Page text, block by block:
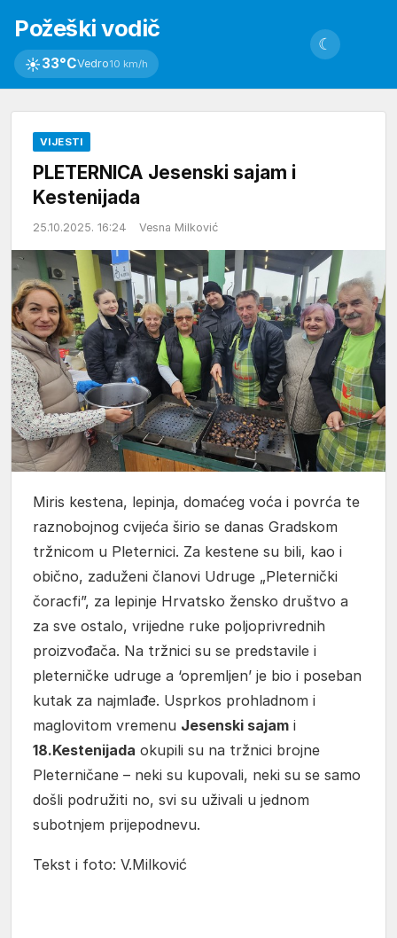
Požeški vodič
☀33°CVedro10 km/h
☾
VIJESTI
PLETERNICA Jesenski sajam i
Kestenijada
25.10.2025. 16:24 Vesna Milković
Miris kestena, lepinja, domaćeg voća i povrća te
raznobojnog cvijeća širio se danas Gradskom
tržnicom u Pleternici. Za kestene su bili, kao i
obično, zaduženi članovi Udruge „Pleternički
čoracfi”, za lepinje Hrvatsko žensko društvo a
za sve ostalo, vrijedne ruke poljoprivrednih
proizvođača. Na tržnici su se predstavile i
pleterničke udruge a ‘opremljen’ je bio i poseban
kutak za najmlađe. Usprkos prohladnom i
maglovitom vremenu Jesenski sajam i
18.Kestenijada okupili su na tržnici brojne
Pleterničane – neki su kupovali, neki su se samo
došli podružiti no, svi su uživali u jednom
subotnjem prijepodnevu.
Tekst i foto: V.Milković